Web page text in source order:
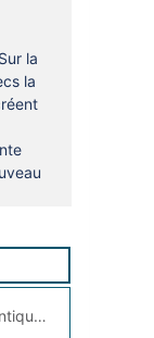
la
la
0499